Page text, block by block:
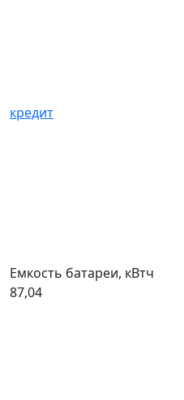
кредит
Емкость батареи, кВтч
87,04